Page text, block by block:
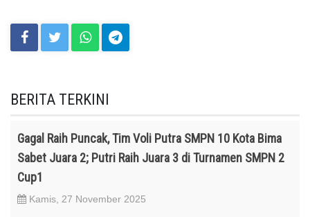
BERITA TERKINI
Gagal Raih Puncak, Tim Voli Putra SMPN 10 Kota Bima
Sabet Juara 2; Putri Raih Juara 3 di Turnamen SMPN 2
Cup1
Kamis, 27 November 2025